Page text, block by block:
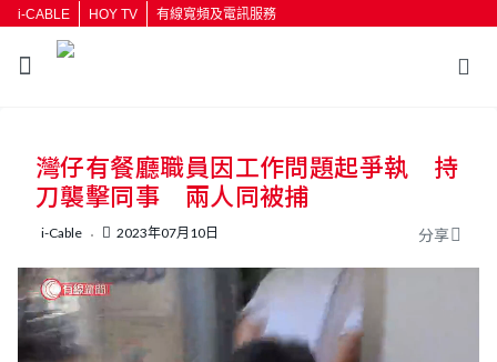
i-CABLE HOY TV 有線寬頻及電訊服務
按輸入鍵開始搜尋
灣仔有餐廳職員因工作問題起爭執 持
刀襲擊同事 兩人同被捕
i-Cable 2023年07月10日 分享